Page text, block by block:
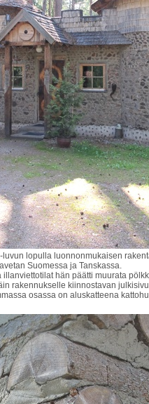
lopulla luonnonmukaisen
Suomessa ja Tanskassa.
hän päätti muurata
rakennukselle kiinnostavan
osassa on aluskatteena